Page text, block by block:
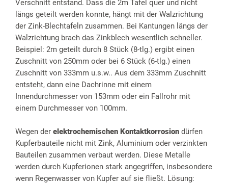
Verschnitt entstand. Dass die 2m Tafel quer und nicht
längs geteilt werden konnte, hängt mit der Walzrichtung
der Zink-Blechtafeln zusammen. Bei Kantungen längs der
Walzrichtung brach das Zinkblech wesentlich schneller.
Beispiel: 2m geteilt durch 8 Stück (8-tlg.) ergibt einen
Zuschnitt von 250mm oder bei 6 Stück (6-tlg.) einen
Zuschnitt von 333mm u.s.w.. Aus dem 333mm Zuschnitt
entsteht, dann eine Dachrinne mit einem
Innendurchmesser von 153mm oder ein Fallrohr mit
einem Durchmesser von 100mm.
Wegen der elektrochemischen Kontaktkorrosion dürfen
Kupferbauteile nicht mit Zink, Aluminium oder verzinkten
Bauteilen zusammen verbaut werden. Diese Metalle
werden durch Kupferionen stark angegriffen, insbesondere
wenn Regenwasser von Kupfer auf sie fließt. Lösung: